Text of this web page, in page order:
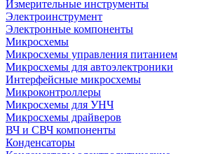
Измерительные инструменты
Электроинструмент
Электронные компоненты
Микросхемы
Микросхемы управления питанием
Микросхемы для автоэлектроники
Интерфейсные микросхемы
Микроконтроллеры
Микросхемы для УНЧ
Микросхемы драйверов
ВЧ и СВЧ компоненты
Конденсаторы